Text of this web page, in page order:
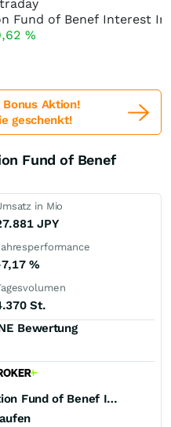
%
Bonus Aktion!
geschenkt!
Fund of Benef
in Mio
JPY
%
St.
Bewertung
Highland Global Allocation Fund of Benef Interest